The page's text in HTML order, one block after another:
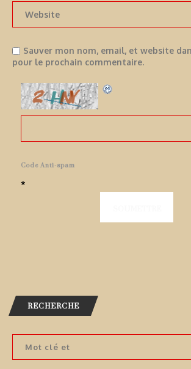
Sauver mon nom, email, et website
pour le prochain commentaire.
Code Anti-spam
*
RECHERCHE